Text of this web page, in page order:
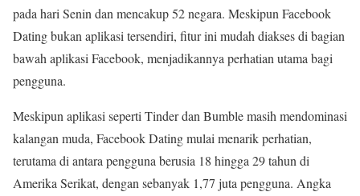
pada hari Senin dan mencakup 52 negara. Meskipun Facebook
Dating bukan aplikasi tersendiri, fitur ini mudah diakses di bagian
bawah aplikasi Facebook, menjadikannya perhatian utama bagi
pengguna.
Meskipun aplikasi seperti Tinder dan Bumble masih mendominasi
kalangan muda, Facebook Dating mulai menarik perhatian,
terutama di antara pengguna berusia 18 hingga 29 tahun di
Amerika Serikat, dengan sebanyak 1,77 juta pengguna. Angka